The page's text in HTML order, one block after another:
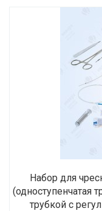
Набор для
(одноступенчатая
трубкой с